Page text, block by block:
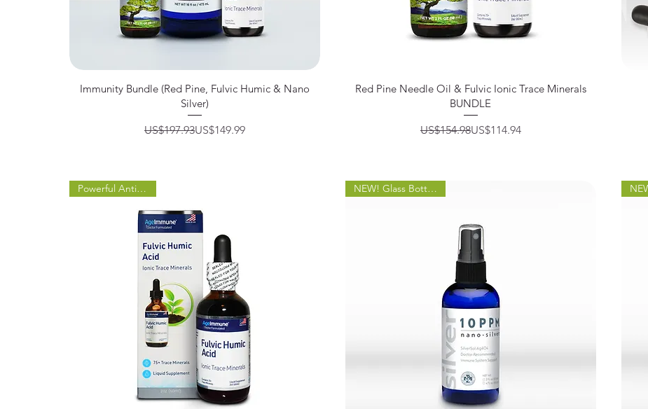
제품보기
Immunity Bundle (Red Pine, Fulvic Humic & Nano
Silver)
일반가
US$197.93할인가
US$149.99
제품보기
Red Pine Needle Oil & Fulvic Ionic Trace Minerals
BUNDLE
일반가
US$154.98할인가
US$114.94
Powerful Antioxidant NEW! Glass Bottle Spray